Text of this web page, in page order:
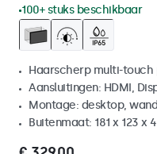
100+ stuks beschikbaar
Haarscherp multi-touch
Aansluitingen: HDMI,
Montage: desktop,
Buitenmaat: 181 x 123 x